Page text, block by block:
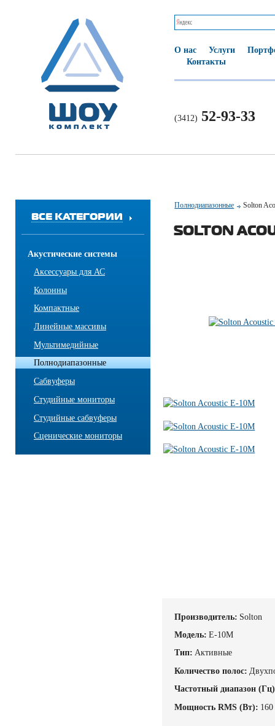
О нас Услуги
Контакты
(3412) 52-93-33
ВСЕ КАТЕГОРИИ
Акустические системы
Аксессуары для АС
Колонны
Компактные
Линейные массивы
Мультимедийные
Полнодиапазонные
Сабвуферы
Студийные мониторы
Студийные сабвуферы
Сценические мониторы
Полнодиапазонные Solton
SOLTON
Производитель: Solton
Модель: E-10M
Тип: Активные
Количество полос:
Частотный диапазон
Мощность RMS (Вт): 160